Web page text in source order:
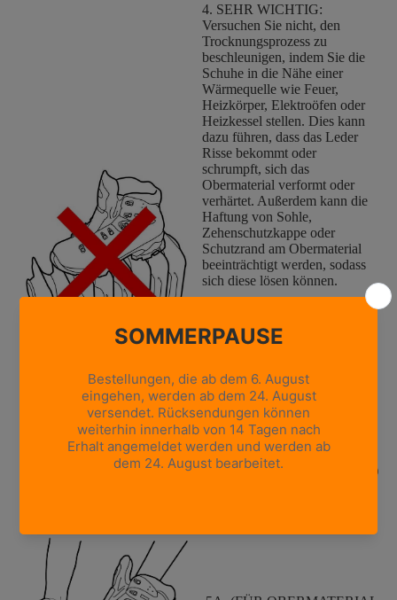
4. SEHR WICHTIG:
Versuchen Sie nicht, den
Trocknungsprozess zu
beschleunigen, indem Sie die
Schuhe in die Nähe einer
Wärmequelle wie Feuer,
Heizkörper, Elektroöfen oder
Heizkessel stellen. Dies kann
dazu führen, dass das Leder
Risse bekommt oder
schrumpft, sich das
Obermaterial verformt oder
verhärtet. Außerdem kann die
Haftung von Sohle,
Zehenschutzkappe oder
Schutzrand am Obermaterial
beeinträchtigt werden, sodass
sich diese lösen können.
Garantie erlischt, wenn die
Schuhe solchen Wärmequellen
die Schuhe in einem kühlen
und gut belüfteten Raum
trocknen. Es ist sehr wichtig,
sie unmittelbar nach dem
Gebrauch trocknen zu lassen,
da übermäßige Feuchtigkeit im
Schuh (einschließlich Schweiß)